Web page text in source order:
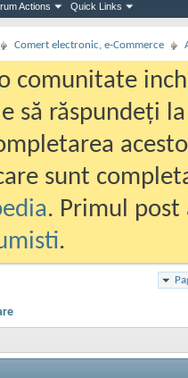
Actions Quick Links
Comert electronic, e-Commerce
comunitate
să răspundeți
sunt
. Primul
.